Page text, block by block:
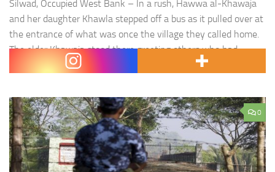
Silwad, Occupied West Bank – In a rush, Hawwa al-Khawaja
and her daughter Khawla stepped off a bus as it pulled over at
the entrance of what was once the village they called home.
The elder Khawaja stood there greeting others who had
arrived on the buses that followed, just as she used to greet…
0